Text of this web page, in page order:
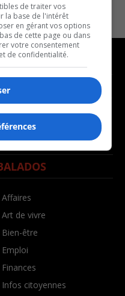
Affaires
Art de vivre
Bien-être
Emploi
Finances
Infos citoyennes
de traiter vos
la base de l'intérêt
en gérant vos options
de cette page ou dans
votre consentement
de confidentialité.